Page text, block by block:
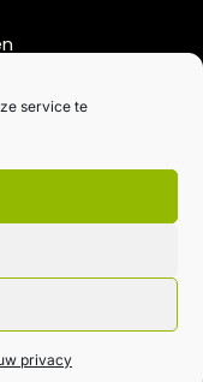
service te
privacy
| gemaakt met door